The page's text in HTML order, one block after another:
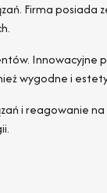
Firma posiada
Innowacyjne
wygodne i
i reagowanie